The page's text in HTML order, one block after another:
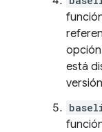
está